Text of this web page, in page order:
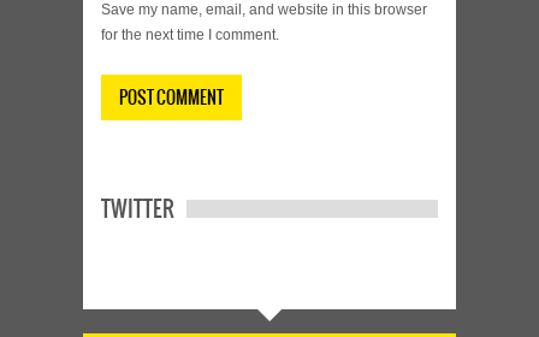
Save my name, email, and website in this browser
for the next time I comment.
TWITTER